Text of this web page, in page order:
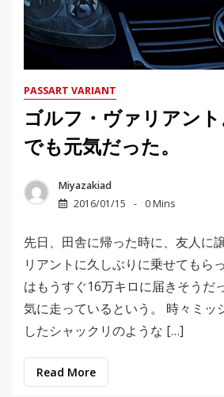
PASSART VARIANT
ゴルフ・ヴァリアント
でも元気だった。
Miyazakiad
2016/01/15
0 Mins
先日、田舎に帰った時に、友人に
リアントに久しぶりに乗せてもら
はもうすぐ16万キロに届きそうだ
気に走っているという。 時々ミッ
したシャックリのような […]
Read More